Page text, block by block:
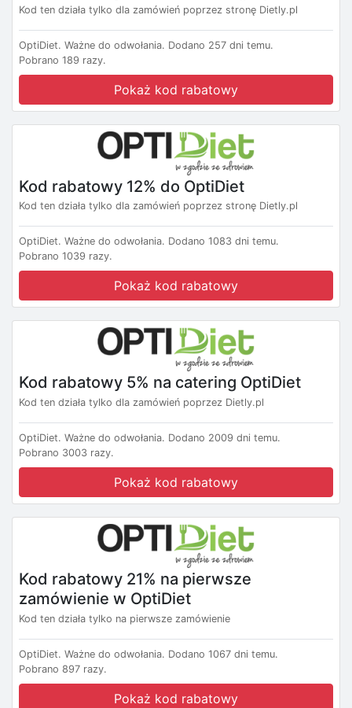
Kod ten działa tylko dla zamówień poprzez stronę Dietly.pl
OptiDiet. Ważne do odwołania. Dodano 257 dni temu.
Pobrano 189 razy.
Pokaż kod rabatowy
Kod rabatowy 12% do OptiDiet
Kod ten działa tylko dla zamówień poprzez stronę Dietly.pl
OptiDiet. Ważne do odwołania. Dodano 1083 dni temu.
Pobrano 1039 razy.
Pokaż kod rabatowy
Kod rabatowy 5% na catering OptiDiet
Kod ten działa tylko dla zamówień poprzez Dietly.pl
OptiDiet. Ważne do odwołania. Dodano 2009 dni temu.
Pobrano 3003 razy.
Pokaż kod rabatowy
Kod rabatowy 21% na pierwsze
zamówienie w OptiDiet
Kod ten działa tylko na pierwsze zamówienie
OptiDiet. Ważne do odwołania. Dodano 1067 dni temu.
Pobrano 897 razy.
Pokaż kod rabatowy